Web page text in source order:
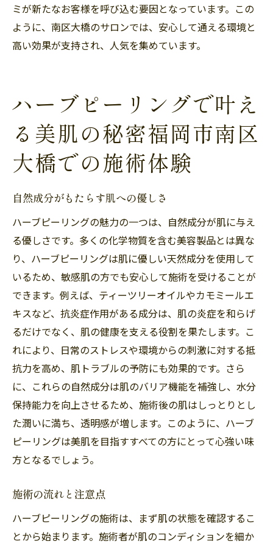
ミが新たなお客様を呼び込む要因となっています。この
ように、南区大橋のサロンでは、安心して通える環境と
高い効果が支持され、人気を集めています。
ハーブピーリングで叶え
る美肌の秘密福岡市南区
大橋での施術体験
自然成分がもたらす肌への優しさ
ハーブピーリングの魅力の一つは、自然成分が肌に与え
る優しさです。多くの化学物質を含む美容製品とは異な
り、ハーブピーリングは肌に優しい天然成分を使用して
いるため、敏感肌の方でも安心して施術を受けることが
できます。例えば、ティーツリーオイルやカモミールエ
キスなど、抗炎症作用がある成分は、肌の炎症を和らげ
るだけでなく、肌の健康を支える役割を果たします。こ
れにより、日常のストレスや環境からの刺激に対する抵
抗力を高め、肌トラブルの予防にも効果的です。さら
に、これらの自然成分は肌のバリア機能を補強し、水分
保持能力を向上させるため、施術後の肌はしっとりとし
た潤いに満ち、透明感が増します。このように、ハーブ
ピーリングは美肌を目指すすべての方にとって心強い味
方となるでしょう。
施術の流れと注意点
ハーブピーリングの施術は、まず肌の状態を確認するこ
とから始まります。施術者が肌のコンディションを細か